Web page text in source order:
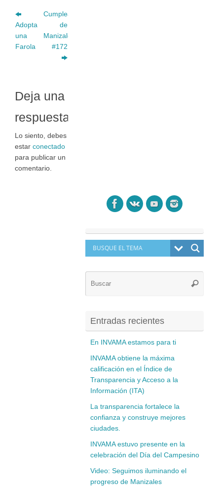
Adopta
una
Farola
Cumpleaños
de
Manizales
#172
Deja una
respuesta
Lo siento, debes
estar conectado
para publicar un
comentario.
Buscar
Entradas recientes
En INVAMA estamos para ti
INVAMA obtiene la máxima
calificación en el Índice de
Transparencia y Acceso a la
Información (ITA)
La transparencia fortalece la
confianza y construye mejores
ciudades.
INVAMA estuvo presente en la
celebración del Día del Campesino
Video: Seguimos iluminando el
progreso de Manizales